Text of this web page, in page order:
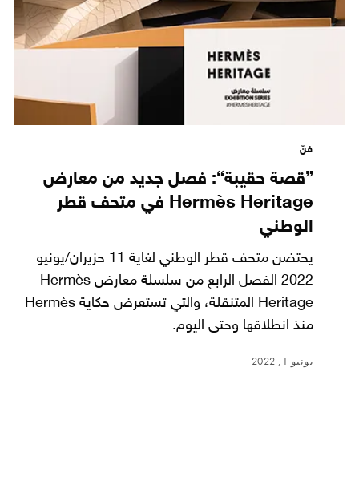
فنّ
”قصة حقيبة“: فصل جديد من معارض
Hermès Heritage في متحف قطر
الوطني
يحتضن متحف قطر الوطني لغاية 11 حزيران/يونيو
2022 الفصل الرابع من سلسلة معارض Hermès
Heritage المتنقلة، والتي تستعرض حكاية Hermès
منذ انطلاقها وحتى اليوم.
يونيو 1, 2022